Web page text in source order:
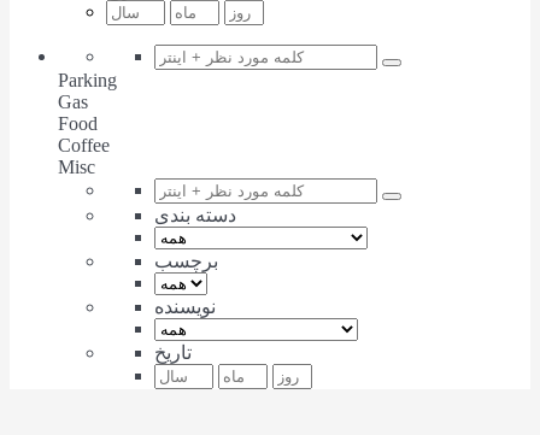
Parking
Gas
Food
Coffee
Misc
دسته بندی
برچسب
نویسنده
تاریخ